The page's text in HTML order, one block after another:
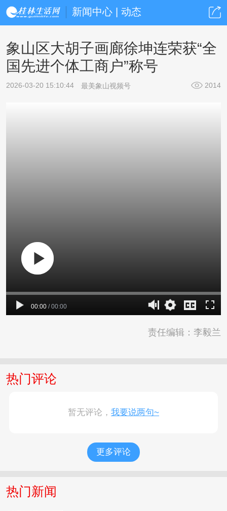
新闻中心 | 动态
象山区大胡子画廊徐坤连荣获“全
国先进个体工商户”称号
2026-03-20 15:10:44 最美象山视频号 2014
00:00 / 00:00
责任编辑：李毅兰
热门评论
暂无评论， 我要说两句~
更多评论
热门新闻